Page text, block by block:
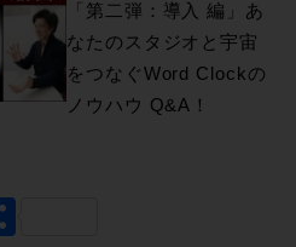
「第二弾：導入 編」あ
なたのスタジオと宇宙
をつなぐWord Clockの
ノウハウ Q&A！